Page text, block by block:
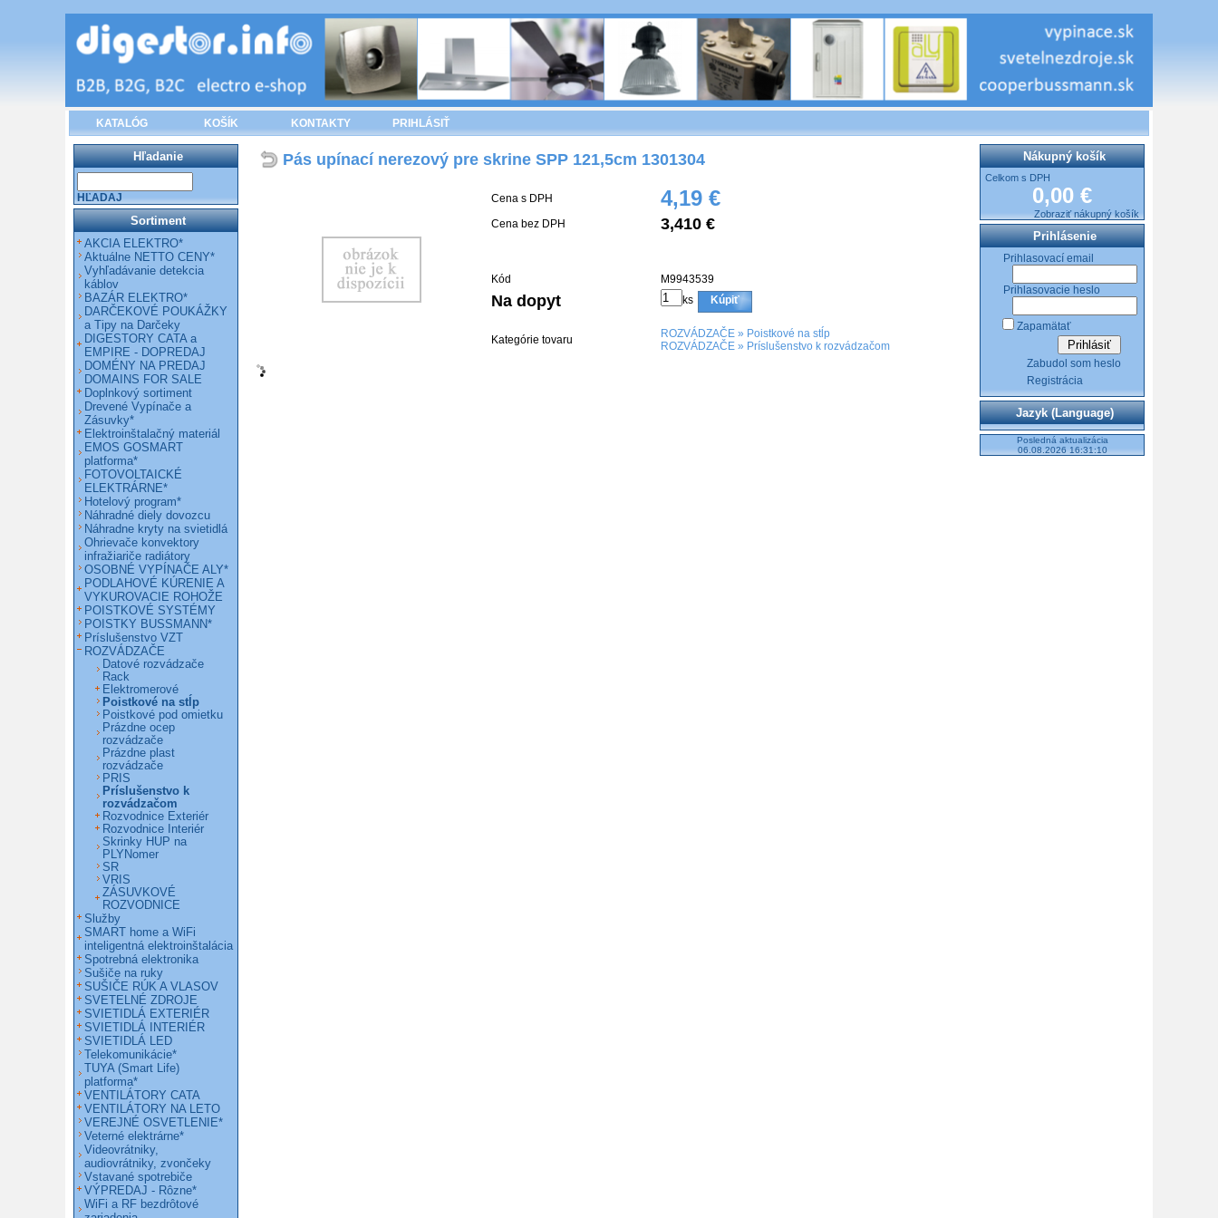
KATALÓG KOŠÍK KONTAKTY PRIHLÁSIŤ
Pás upínací nerezový pre skrine SPP 121,5cm 1301304
Cena s DPH 4,19 €
Cena bez DPH 3,410 €
Kód M9943539
Na dopyt ks Kúpiť
Kategórie tovaru ROZVÁDZAČE » Poistkové na stĺp
ROZVÁDZAČE » Príslušenstvo k rozvádzačom
Hľadanie
HĽADAJ
Sortiment
AKCIA ELEKTRO*
Aktuálne NETTO CENY*
Vyhľadávanie detekcia
káblov
BAZÁR ELEKTRO*
DARČEKOVÉ POUKÁŽKY
a Tipy na Darčeky
DIGESTORY CATA a
EMPIRE - DOPREDAJ
DOMÉNY NA PREDAJ
DOMAINS FOR SALE
Doplnkový sortiment
Drevené Vypínače a
Zásuvky*
Elektroinštalačný materiál
EMOS GOSMART
platforma*
FOTOVOLTAICKÉ
ELEKTRÁRNE*
Hotelový program*
Náhradné diely dovozcu
Náhradne kryty na svietidlá
Ohrievače konvektory
infražiariče radiátory
OSOBNÉ VYPÍNAČE ALY*
PODLAHOVÉ KÚRENIE A
VYKUROVACIE ROHOŽE
POISTKOVÉ SYSTÉMY
POISTKY BUSSMANN*
Príslušenstvo VZT
ROZVÁDZAČE
Datové rozvádzače
Rack
Elektromerové
Poistkové na stĺp
Poistkové pod omietku
Prázdne ocep
rozvádzače
Prázdne plast
rozvádzače
PRIS
Príslušenstvo k
rozvádzačom
Rozvodnice Exteriér
Rozvodnice Interiér
Skrinky HUP na
PLYNomer
SR
VRIS
ZÁSUVKOVÉ
ROZVODNICE
Služby
SMART home a WiFi
inteligentná elektroinštalácia
Spotrebná elektronika
Sušiče na ruky
SUŠIČE RÚK A VLASOV
SVETELNÉ ZDROJE
SVIETIDLÁ EXTERIÉR
SVIETIDLÁ INTERIÉR
SVIETIDLÁ LED
Telekomunikácie*
TUYA (Smart Life)
platforma*
VENTILÁTORY CATA
VENTILÁTORY NA LETO
VEREJNÉ OSVETLENIE*
Veterné elektrárne*
Videovrátniky,
audiovrátniky, zvončeky
Vstavané spotrebiče
VÝPREDAJ - Rôzne*
WiFi a RF bezdrôtové
Nákupný košík
Celkom s DPH
0,00 €
Zobraziť nákupný košík
Prihlásenie
Prihlasovací email
Prihlasovacie heslo
Zapamätať
Zabudol som heslo
Registrácia
Jazyk (Language)
Posledná aktualizácia
06.08.2026 16:31:10